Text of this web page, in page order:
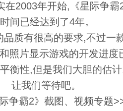
在2003年开始,《星际争
间已经达到了4年。
品质有很高的要求,不过一
照片显示游戏的开发进
衡性,但是我们大胆的估
让我们等待吧。
际争霸2》截图、视频专题